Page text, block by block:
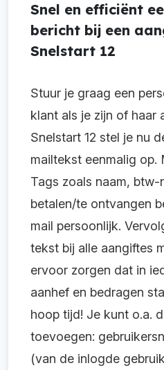
Snel en efficiënt
bericht bij een
Snelstart 12
Stuur je graag een
klant als je zijn of haar
Snelstart 12 stel je nu
mailtekst eenmalig op.
Tags zoals naam,
betalen/te ontvangen
mail persoonlijk.
tekst bij alle aangiftes
ervoor zorgen dat in
aanhef en bedragen
hoop tijd! Je kunt o.a.
toevoegen:
(van de inlogde